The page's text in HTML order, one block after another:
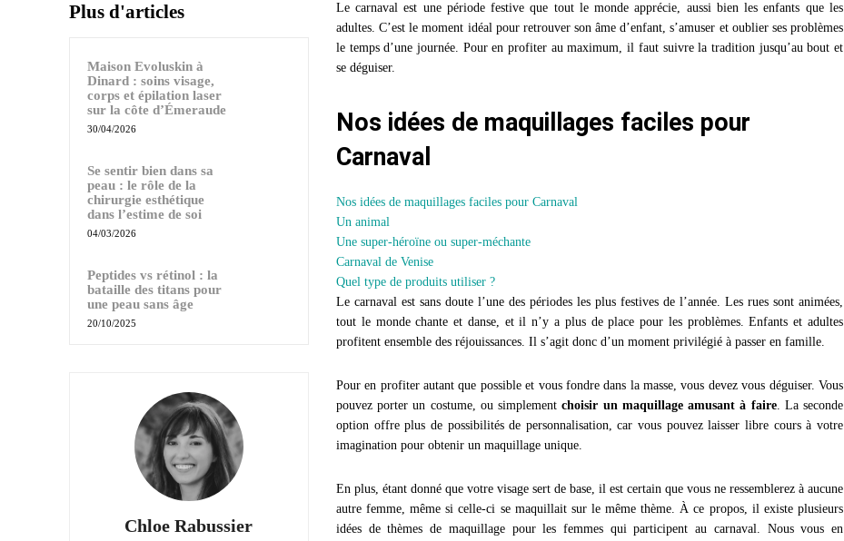
Plus d'articles
Maison Evoluskin à
Dinard : soins visage,
corps et épilation laser
sur la côte d’Émeraude
30/04/2026
Se sentir bien dans sa
peau : le rôle de la
chirurgie esthétique
dans l’estime de soi
04/03/2026
Peptides vs rétinol : la
bataille des titans pour
une peau sans âge
20/10/2025
Chloe Rabussier
Le carnaval est une période festive que tout le monde apprécie, aussi bien les enfants que les
adultes. C’est le moment idéal pour retrouver son âme d’enfant, s’amuser et oublier ses problèmes
le temps d’une journée. Pour en profiter au maximum, il faut suivre la tradition jusqu’au bout et
se déguiser.
Nos idées de maquillages faciles pour
Carnaval
Nos idées de maquillages faciles pour Carnaval
Un animal
Une super-héroïne ou super-méchante
Carnaval de Venise
Quel type de produits utiliser ?
Le carnaval est sans doute l’une des périodes les plus festives de l’année. Les rues sont animées,
tout le monde chante et danse, et il n’y a plus de place pour les problèmes. Enfants et adultes
profitent ensemble des réjouissances. Il s’agit donc d’un moment privilégié à passer en famille.
Pour en profiter autant que possible et vous fondre dans la masse, vous devez vous déguiser. Vous
pouvez porter un costume, ou simplementchoisir un maquillage amusant à faire. La seconde
option offre plus de possibilités de personnalisation, car vous pouvez laisser libre cours à votre
imagination pour obtenir un maquillage unique.
En plus, étant donné que votre visage sert de base, il est certain que vous ne ressemblerez à aucune
autre femme, même si celle-ci se maquillait sur le même thème. À ce propos, il existe plusieurs
idées de thèmes de maquillage pour les femmes qui participent au carnaval. Nous vous en